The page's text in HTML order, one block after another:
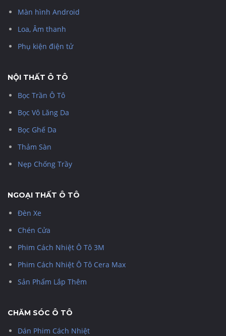
Màn hình Android
Loa, Âm thanh
Phụ kiện điện tử
NỘI THẤT Ô TÔ
Bọc Trần Ô Tô
Bọc Vô Lăng Da
Bọc Ghế Da
Thảm Sàn
Nẹp Chống Trầy
NGOẠI THẤT Ô TÔ
Đèn Xe
Chén Cửa
Phim Cách Nhiệt Ô Tô 3M
Phim Cách Nhiệt Ô Tô Cera Max
Sản Phẩm Lắp Thêm
CHĂM SÓC Ô TÔ
Dán Phim Cách Nhiệt